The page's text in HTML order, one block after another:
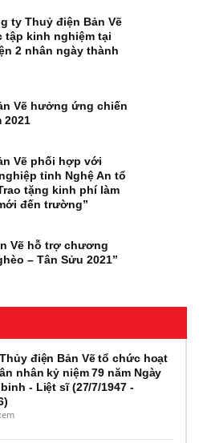
ty Thuỷ điện Bản Vẽ
kinh nghiệm tại
2 nhân ngày thành
Vẽ hưởng ứng chiến
2021
Vẽ phối hợp với
tỉnh Nghệ An tổ
tặng kinh phí làm
đến trường”
Vẽ hỗ trợ chương
– Tân Sửu 2021”
điện Bản Vẽ tổ chức hoạt
nhân kỷ niệm 79 năm Ngày
- Liệt sĩ (27/7/1947 -